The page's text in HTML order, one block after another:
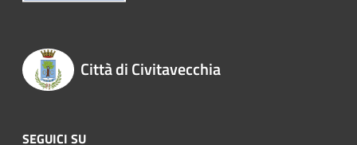
Città di Civitavecchia
SEGUICI SU